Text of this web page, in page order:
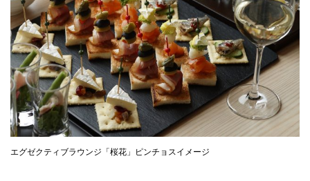
エグゼクティブラウンジ「桜花」ピンチョスイメージ